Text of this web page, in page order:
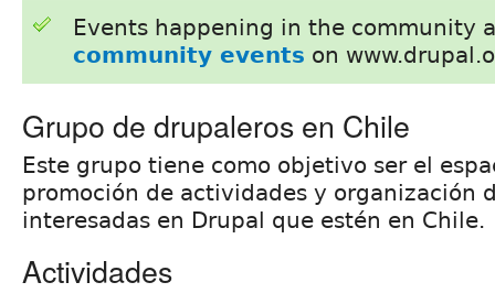
Events happening in the community
community events on
Grupo de drupaleros en Chile
Este grupo tiene como objetivo ser el
promoción de actividades y organización
interesadas en Drupal que estén en Chile.
Actividades